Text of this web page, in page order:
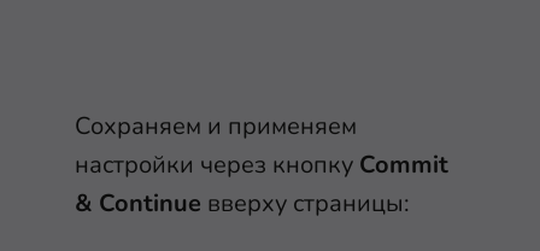
Сохраняем и применяем
настройки через кнопку Commit
& Continue вверху страницы: